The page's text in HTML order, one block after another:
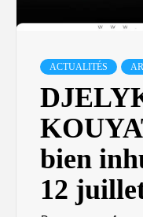
ACTUALITÉS
bien
12